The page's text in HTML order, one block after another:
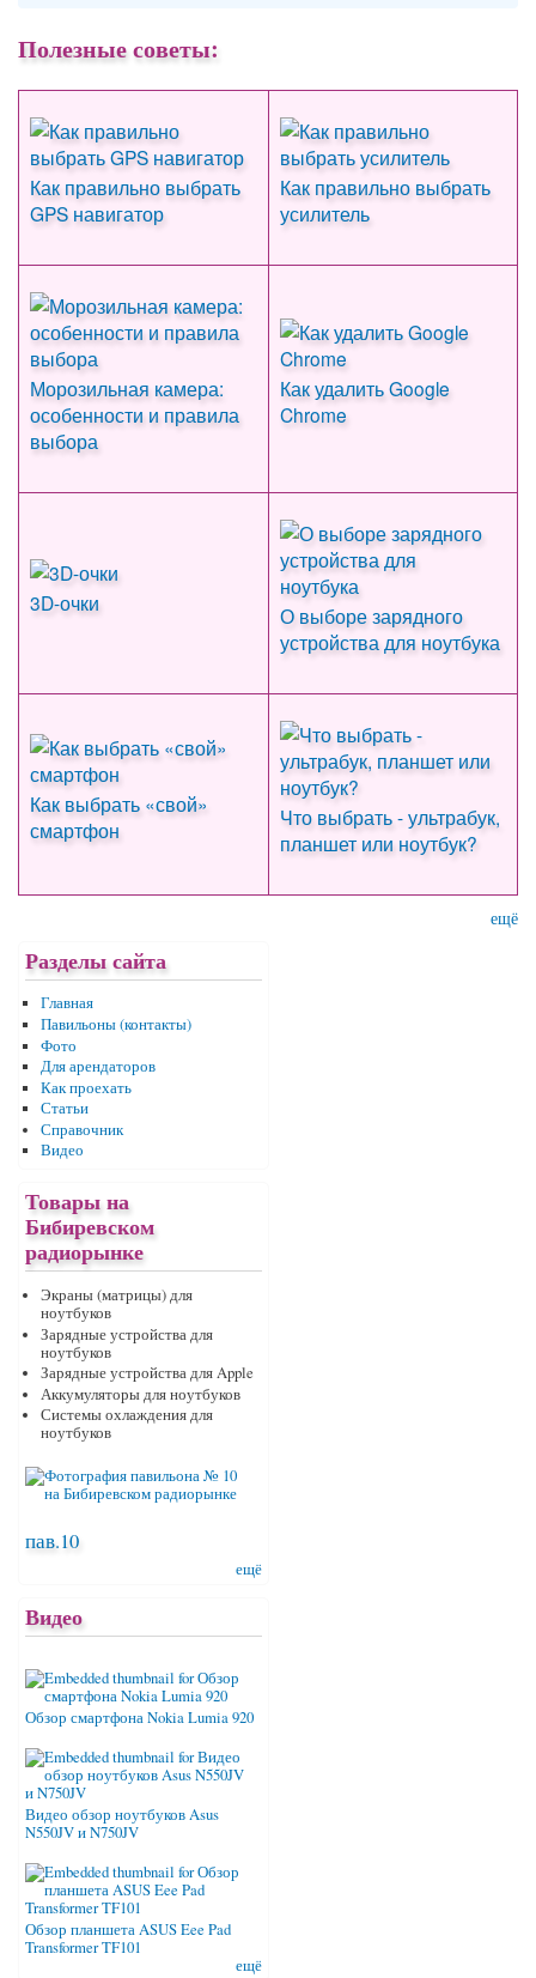
Полезные советы:
Как правильно выбрать
GPS навигатор
Как правильно выбрать
усилитель
Морозильная камера:
особенности и правила
выбора
Как удалить Google
Chrome
3D-очки
О выборе зарядного
устройства для ноутбука
Как выбрать «свой»
смартфон
Что выбрать - ультрабук,
планшет или ноутбук?
ещё
Разделы сайта
Главная
Павильоны (контакты)
Фото
Для арендаторов
Как проехать
Статьи
Справочник
Видео
Товары на
Бибиревском
радиорынке
Экраны (матрицы) для
ноутбуков
Зарядные устройства для
ноутбуков
Зарядные устройства для Apple
Аккумуляторы для ноутбуков
Системы охлаждения для
ноутбуков
пав.10
ещё
Видео
Обзор смартфона Nokia Lumia 920
Видео обзор ноутбуков Asus
N550JV и N750JV
Обзор планшета ASUS Eee Pad
Transformer TF101
ещё